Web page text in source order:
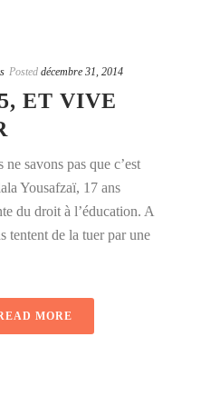
Posted décembre 31, 2014
ET VIVE
savons pas que c’est
Yousafzaï, 17 ans
du droit à l’éducation. A
tentent de la tuer par une
MORE